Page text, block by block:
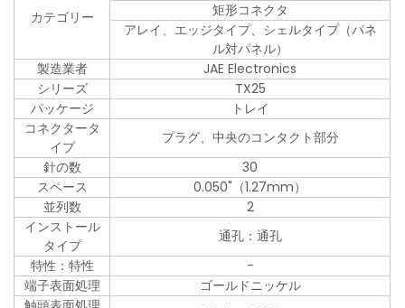
カテゴリー
矩形コネクタ
アレイ、エッジタイプ、シェルタイプ（パネ
ル対パネル）
製造業者
JAE Electronics
シリーズ
TX25
パッケージ
トレイ
コネクタータ
イプ
プラグ、中央のコンタクト部分
針の数
30
スペース
0.050"（1.27mm）
並列数
2
インストール
タイプ
通孔：通孔
特性：特性
-
端子表面処理
ゴールドニッケル